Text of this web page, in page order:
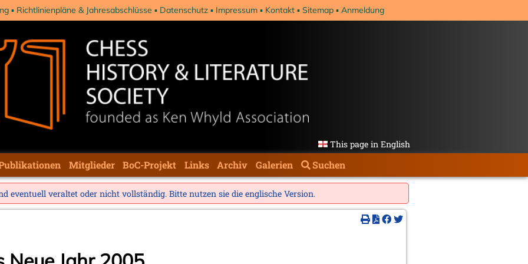
Richtlinienpläne & Jahresabschlüsse Datenschutz Impressum Kontakt Sitemap Anmeldung
This page in English
Mitglieder BoC-Projekt Links Archiv Galerien Suchen
eventuell veraltet oder nicht vollständig. Bitte nutzen sie die englische Version.